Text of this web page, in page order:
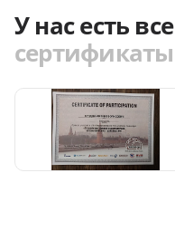
У нас есть все
сертификаты